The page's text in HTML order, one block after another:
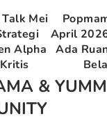
Mei
Alpha
April
Ada
&